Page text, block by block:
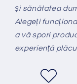
și sănătatea
Alegeți
a vă spori
experiență